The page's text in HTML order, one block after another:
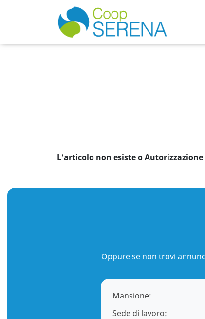
L'articolo non esiste o
Oppure se non trovi
Mansione:
Sede di lavoro: